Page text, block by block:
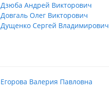
Дзюба Андрей Викторович
Довгаль Олег Викторович
Дущенко Сергей Владимирович
Егорова Валерия Павловна